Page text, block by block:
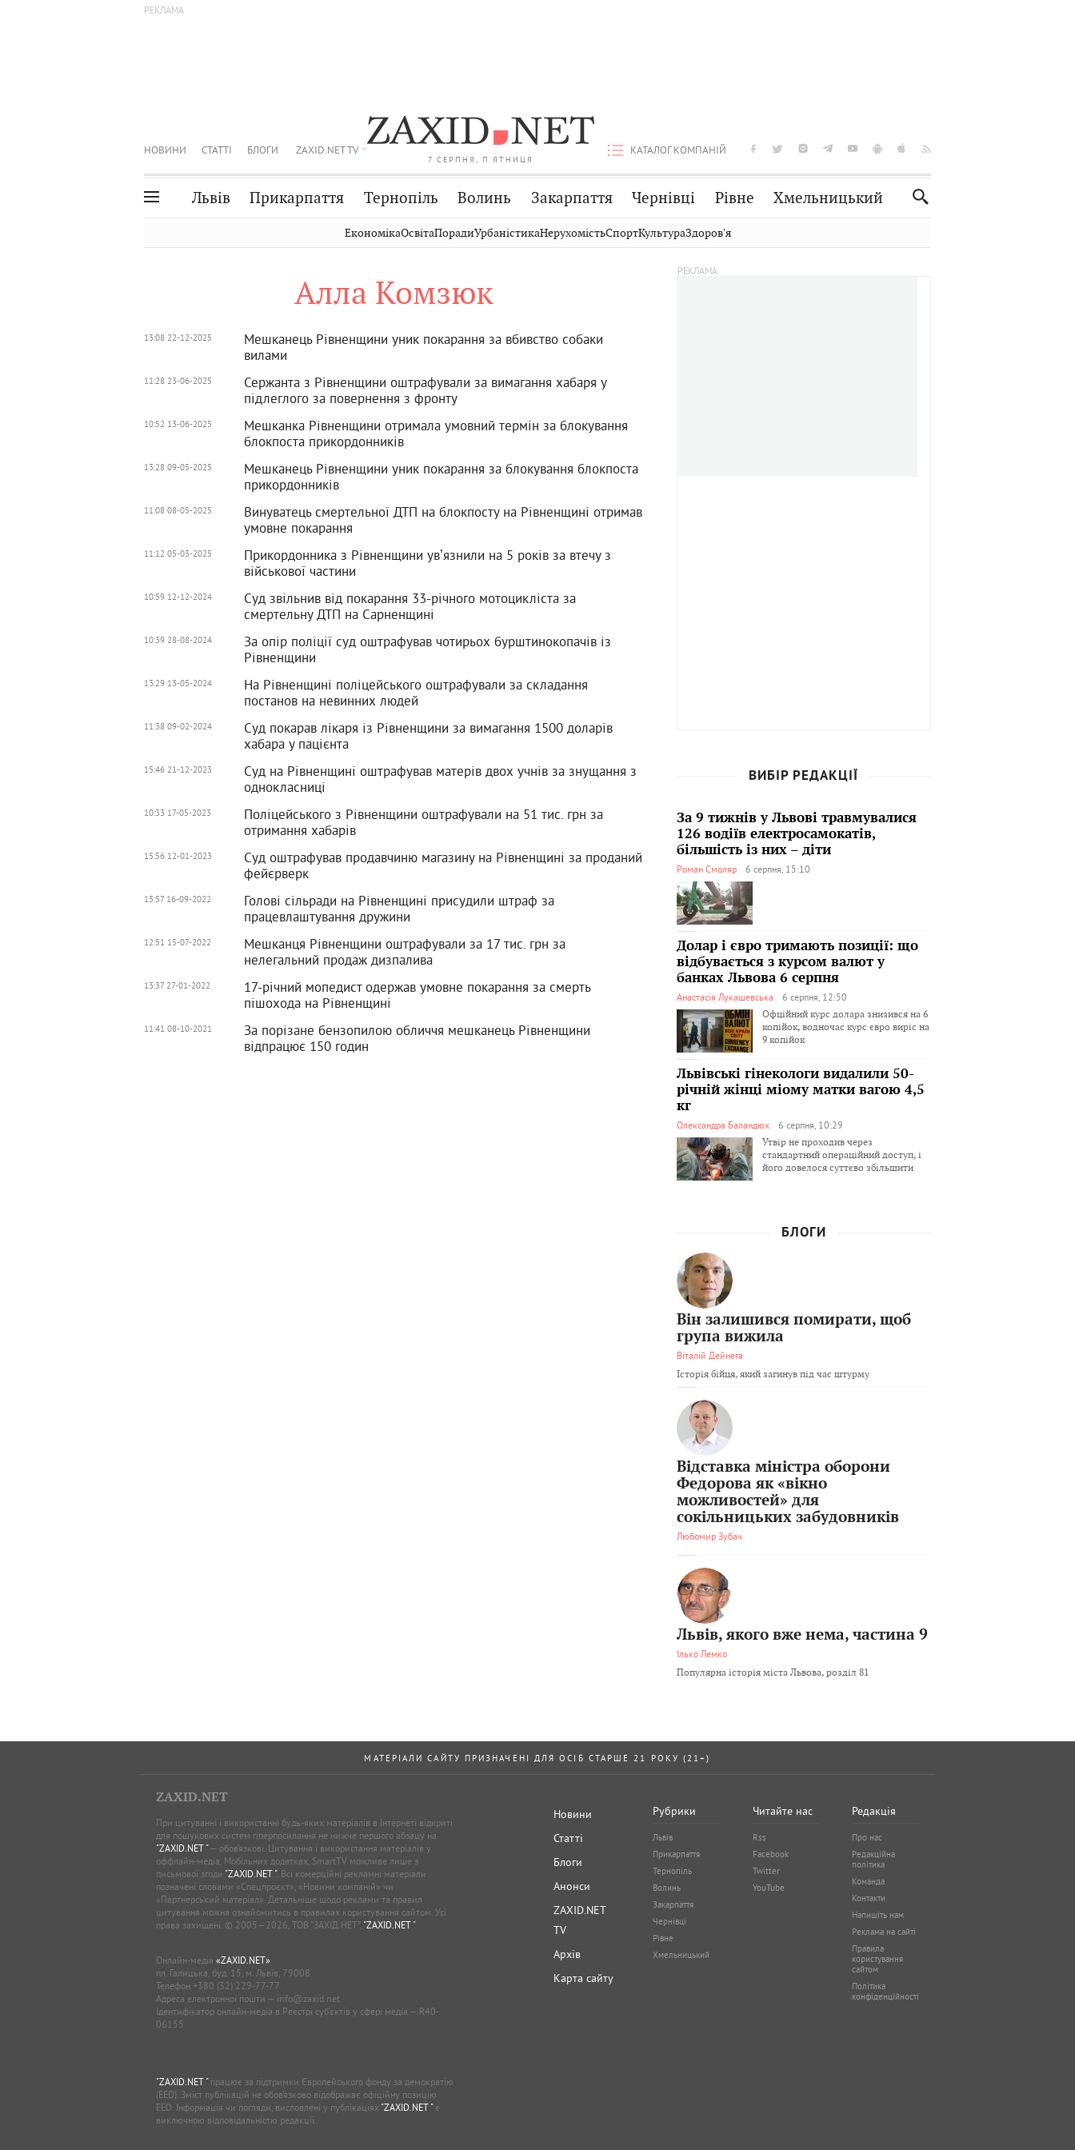
7 СЕРПНЯ, П'ЯТНИЦЯ
НОВИНИ СТАТТІ БЛОГИ ZAXID.NET TV КАТАЛОГ КОМПАНІЙ
Львів Прикарпаття Тернопіль Волинь Закарпаття Чернівці Рівне Хмельницький
Чернівці
Стрий
Хмельницький
Публікації Авто Словко
ЕкономікаОсвітаПорадиУрбаністикаНерухомістьСпортКультураЗдоровʼя
Алла Комзюк
13:08 22-12-2025
Мешканець Рівненщини уник покарання за вбивство собаки
вилами
11:28 23-06-2025
Сержанта з Рівненщини оштрафували за вимагання хабаря у
підлеглого за повернення з фронту
10:52 13-06-2025
Мешканка Рівненщини отримала умовний термін за блокування
блокпоста прикордонників
13:28 09-05-2025
Мешканець Рівненщини уник покарання за блокування блокпоста
прикордонників
11:08 08-05-2025
Винуватець смертельної ДТП на блокпосту на Рівненщині отримав
умовне покарання
11:12 05-03-2025
Прикордонника з Рівненщини увʼязнили на 5 років за втечу з
військової частини
10:59 12-12-2024
Суд звільнив від покарання 33-річного мотоцикліста за
смертельну ДТП на Сарненщині
10:39 28-08-2024
За опір поліції суд оштрафував чотирьох бурштинокопачів із
Рівненщини
13:29 13-05-2024
На Рівненщині поліцейського оштрафували за складання
постанов на невинних людей
11:38 09-02-2024
Суд покарав лікаря із Рівненщини за вимагання 1500 доларів
хабара у пацієнта
15:46 21-12-2023
Суд на Рівненщині оштрафував матерів двох учнів за знущання з
однокласниці
10:33 17-05-2023
Поліцейського з Рівненщини оштрафували на 51 тис. грн за
отримання хабарів
15:56 12-01-2023
Суд оштрафував продавчиню магазину на Рівненщині за проданий
фейєрверк
15:57 16-09-2022
Голові сільради на Рівненщині присудили штраф за
працевлаштування дружини
12:51 15-07-2022
Мешканця Рівненщини оштрафували за 17 тис. грн за
нелегальний продаж дизпалива
13:37 27-01-2022
17-річний мопедист одержав умовне покарання за смерть
пішохода на Рівненщині
11:41 08-10-2021
За порізане бензопилою обличчя мешканець Рівненщини
відпрацює 150 годин
ВИБІР РЕДАКЦІЇ
За 9 тижнів у Львові травмувалися
126 водіїв електросамокатів,
більшість із них – діти
Роман Смоляр 6 серпня, 15:10
Долар і євро тримають позиції: що
відбувається з курсом валют у
банках Львова 6 серпня
Анастасія Лукашевська
6 серпня, 12:50
Офційний курс долара знизився на 6
копійок, водночас курс євро виріс на
9 копійок
Львівські гінекологи видалили 50-
річній жінці міому матки вагою 4,5
кг
Олександра Баландюх
6 серпня, 10:29
Утвір не проходив через
стандартний операційний доступ, і
його довелося суттєво збільшити
БЛОГИ
Він залишився помирати, щоб
група вижила
Віталій Дейнега
Історія бійця, який загинув під час штурму
Відставка міністра оборони
Федорова як «вікно
можливостей» для
сокільницьких забудовників
Любомир Зубач
Львів, якого вже нема, частина 9
Ілько Лемко
Популярна історія міста Львова, розділ 81
МАТЕРІАЛИ САЙТУ ПРИЗНАЧЕНІ ДЛЯ ОСІБ СТАРШЕ 21 РОКУ (21+)
ZAXID.NET
При цитуванні і використанні будь-яких матеріалів в Інтернеті відкриті
для пошукових систем гіперпосилання не нижче першого абзацу на
"ZAXID.NET "— обов’язкові. Цитування і використання матеріалів у
оффлайн-медіа, Мобільних додатках, SmartTV можливе лише з
письмової згоди "ZAXID.NET ". Всі комерційні рекламні матеріали
позначені словами «Спецпроєкт», «Новини компаній» чи
«Партнерський матеріал». Детальніше щодо реклами та правил
цитування можна ознайомитись в правилах користування сайтом. Усі
права захищені. © 2005—2026, ТОВ “ЗАХІД.НЕТ”, "ZAXID.NET ".
Онлайн-медіа «ZAXID.NET»
пл. Галицька, буд. 15, м. Львів, 79008
Телефон +380 (32) 229-77-77
Адреса електронної пошти — info@zaxid.net
Ідентифікатор онлайн-медіа в Реєстрі суб'єктів у сфері медіа — R40-
06155
"ZAXID.NET "працює за підтримки Європейського фонду за демократію
(EED). Зміст публікацій не обов’язково відображає офіційну позицію
EED. Інформація чи погляди, висловлені у публікаціях "ZAXID.NET "є
виключною відповідальністю редакції.
Новини
Статті
Блоги
Анонси
ZAXID.NET
TV
Архів
Карта сайту
Рубрики
Львів
Прикарпаття
Тернопіль
Волинь
Закарпаття
Чернівці
Рівне
Хмельницький
Читайте нас
Rss
Facebook
Twitter
YouTube
Редакція
Про нас
Редакційна
політика
Команда
Контакти
Напишіть нам
Реклама на сайті
Правила
користування
сайтом
Політика
конфіденційності